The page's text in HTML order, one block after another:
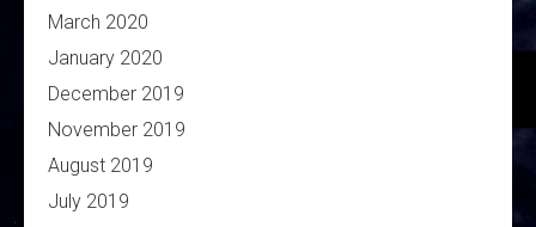
March 2020
January 2020
December 2019
November 2019
August 2019
July 2019